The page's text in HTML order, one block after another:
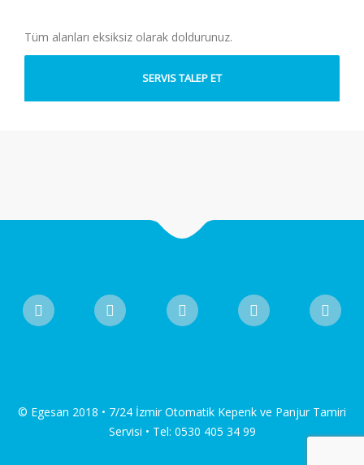
Tüm alanları eksiksiz olarak doldurunuz.
© Egesan 2018 • 7/24 İzmir Otomatik Kepenk ve Panjur Tamiri
Servisi • Tel: 0530 405 34 99